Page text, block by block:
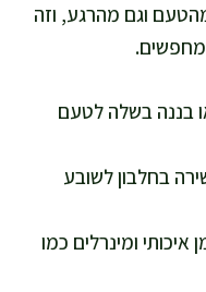
וגם מהרגע, וזה
מחפשים.
בננה בשלה לטעם
בחלבון לשובע
ומינרלים כמו